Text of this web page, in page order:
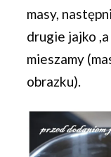
masy,
drugie jajko
mieszamy
obrazku).